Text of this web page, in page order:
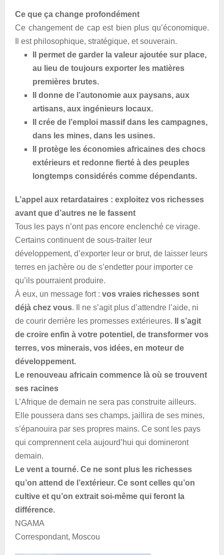
Ce que ça change profondément
Ce changement de cap est bien plus qu’économique.
Il est philosophique, stratégique, et souverain.
Il permet de garder la valeur ajoutée sur place,
au lieu de toujours exporter les matières
premières brutes.
Il donne de l’autonomie aux paysans, aux
artisans, aux ingénieurs locaux.
Il crée de l’emploi massif dans les campagnes,
dans les mines, dans les usines.
Il protège les économies africaines des chocs
extérieurs et redonne fierté à des peuples
longtemps considérés comme dépendants.
L’appel aux retardataires : exploitez vos richesses
avant que d’autres ne le fassent
Tous les pays n’ont pas encore enclenché ce virage.
Certains continuent de sous-traiter leur
développement, d’exporter leur or brut, de laisser leurs
terres en jachère ou de s’endetter pour importer ce
qu’ils pourraient produire.
À eux, un message fort : vos vraies richesses sont
déjà chez vous. Il ne s’agit plus d’attendre l’aide, ni
de courir derrière les promesses extérieures.
Il s’agit
de croire enfin à votre potentiel, de transformer vos
terres, vos minerais, vos idées, en moteur de
développement.
Le renouveau africain commence là où se trouvent
ses racines
L’Afrique de demain ne sera pas construite ailleurs.
Elle poussera dans ses champs, jaillira de ses mines,
s’épanouira par ses propres mains. Ce sont les pays
qui comprennent cela aujourd’hui qui domineront
demain.
Le vent a tourné. Ce ne sont plus les richesses
qu’on attend de l’extérieur. Ce sont celles qu’on
cultive et qu’on extrait soi-même qui feront la
différence.
NGAMA
Correspondant, Moscou